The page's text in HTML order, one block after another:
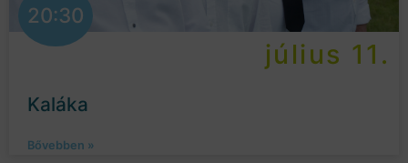
20:30
július 11.
Kaláka
Bővebben »